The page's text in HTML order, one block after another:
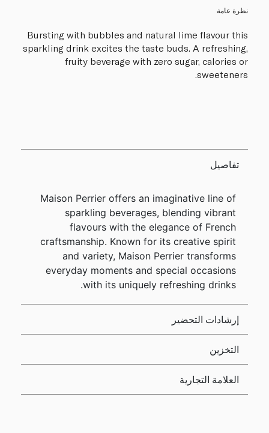
نظرة عامة
Bursting with bubbles and natural lime flavour this
sparkling drink excites the taste buds. A refreshing,
fruity beverage with zero sugar, calories or
sweeteners.
تفاصيل
Maison Perrier offers an imaginative line of
sparkling beverages, blending vibrant
flavours with the elegance of French
craftsmanship. Known for its creative spirit
and variety, Maison Perrier transforms
everyday moments and special occasions
with its uniquely refreshing drinks.
إرشادات التحضير
التخزين
العلامة التجارية